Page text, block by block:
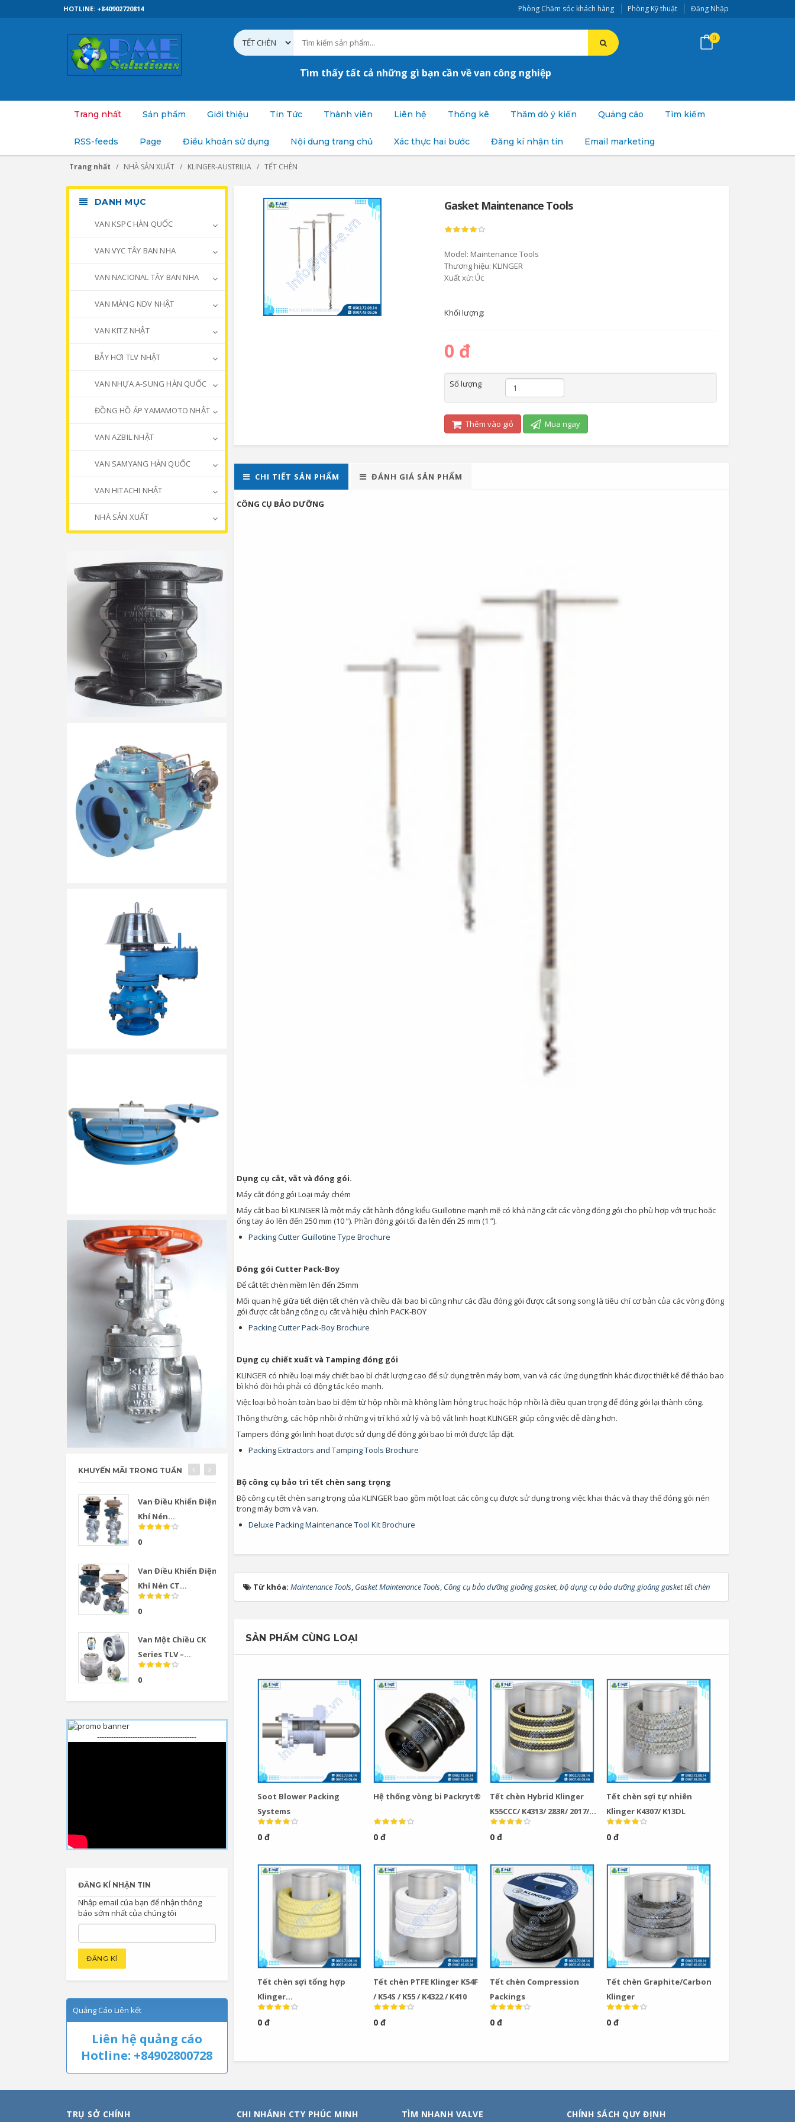
Phòng Chăm sóc khách hàng Phòng Kỹ thuật Đăng Nhập
HOTLINE: +840902720814
Tìm thấy tất cả những gì bạn cần về van công nghiệp
0
Trang nhất Sản phẩm Giới thiệu Tin Tức Thành viên Liên hệ Thống kê Thăm dò ý kiến Quảng cáo Tìm kiếm
RSS-feeds Page Điều khoản sử dụng Nội dung trang chủ Xác thực hai bước Đăng kí nhận tin Email marketing
Trang nhất NHÀ SẢN XUẤT KLINGER-AUSTRILIA TẾT CHÈN
Gasket Maintenance Tools
Model: Maintenance Tools
Thương hiệu: KLINGER
Xuất xứ: Úc
Khối lượng:
0 đ
Số lượng
Thêm vào giỏ Mua ngay
CHI TIẾT SẢN PHẨM ĐÁNH GIÁ SẢN PHẨM
CÔNG CỤ BẢO DƯỠNG
Dụng cụ cắt, vắt và đóng gói.
Máy cắt đóng gói Loại máy chém
Máy cắt bao bì KLINGER là một máy cắt hành động kiểu Guillotine mạnh mẽ có khả năng cắt các vòng đóng gói cho phù hợp với trục hoặc
ống tay áo lên đến 250 mm (10 ”). Phần đóng gói tối đa lên đến 25 mm (1 ”).
Packing Cutter Guillotine Type Brochure
Đóng gói Cutter Pack-Boy
Để cắt tết chèn mềm lên đến 25mm
Mối quan hệ giữa tiết diện tết chèn và chiều dài bao bì cũng như các đầu đóng gói được cắt song song là tiêu chí cơ bản của các vòng đóng
gói được cắt bằng công cụ cắt và hiệu chỉnh PACK-BOY
Packing Cutter Pack-Boy Brochure
Dụng cụ chiết xuất và Tamping đóng gói
KLINGER có nhiều loại máy chiết bao bì chất lượng cao để sử dụng trên máy bơm, van và các ứng dụng tĩnh khác được thiết kế để tháo bao
bì khó đòi hỏi phải có động tác kéo mạnh.
Việc loại bỏ hoàn toàn bao bì đệm từ hộp nhồi mà không làm hỏng trục hoặc hộp nhồi là điều quan trọng để đóng gói lại thành công.
Thông thường, các hộp nhồi ở những vị trí khó xử lý và bộ vắt linh hoạt KLINGER giúp công việc dễ dàng hơn.
Tampers đóng gói linh hoạt được sử dụng để đóng gói bao bì mới được lắp đặt.
Packing Extractors and Tamping Tools Brochure
Bộ công cụ bảo trì tết chèn sang trọng
Bộ công cụ tết chèn sang trọng của KLINGER bao gồm một loạt các công cụ được sử dụng trong việc khai thác và thay thế đóng gói nén
trong máy bơm và van.
Deluxe Packing Maintenance Tool Kit Brochure
Từ khóa: Maintenance Tools, Gasket Maintenance Tools, Công cụ bảo dưỡng gioăng gasket,bộ dụng cụ bảo dưỡng gioăng gasket tết chèn
SẢN PHẨM CÙNG LOẠI
Soot Blower Packing
Systems
0 đ
Hệ thống vòng bi Packryt®
0 đ
Tết chèn Hybrid Klinger
K55CCC/ K4313/ 283R/ 2017/
7413
0 đ
Tết chèn sợi tự nhiên
Klinger K4307/ K13DL
0 đ
Tết chèn sợi tổng hợp
Klinger
K10/ K11/ K25/ K123/ K4303/ K7302DL/ 2000
0 đ
Tết chèn PTFE Klinger K54F
/ K54S / K55 / K4322 / K410
0 đ
Tết chèn Compression
Packings
0 đ
Tết chèn Graphite/Carbon
Klinger
0 đ
DANH MỤC
VAN KSPC HÀN QUỐC
VAN VYC TÂY BAN NHA
VAN NACIONAL TÂY BAN NHA
VAN MÀNG NDV NHẬT
VAN KITZ NHẬT
BẪY HƠI TLV NHẬT
VAN NHỰA A-SUNG HÀN QUỐC
ĐỒNG HỒ ÁP YAMAMOTO NHẬT
VAN AZBIL NHẬT
VAN SAMYANG HÀN QUỐC
VAN HITACHI NHẬT
NHÀ SẢN XUẤT
KHUYẾN MÃI TRONG TUẦN
Van Điều Khiển Điện
Khí Nén...
0
Van Điều Khiển Điện
Khí Nén CT...
0
Van Một Chiều CK
Series TLV –...
0
Bơm Thu Hồi Nước
Bơm Thu Hồi Nước
Ngưng Chân...
Bơm Thu Hồi Nước
Ngưng TLV...
0
Van Giảm Áp Hơi TLV
Van Giảm Áp Hơi TLV
COS Series...
BD800 Chính...
0
0
------------------------------------------
ĐĂNG KÍ NHẬN TIN
Nhập email của bạn để nhận thông
báo sớm nhất của chúng tôi
Quảng Cáo Liên kết
Liên hệ quảng cáo
Hotline: +84902800728
TRỤ SỞ CHÍNH CHI NHÁNH CTY PHÚC MINH TÌM NHANH VALVE CHÍNH SÁCH QUY ĐỊNH